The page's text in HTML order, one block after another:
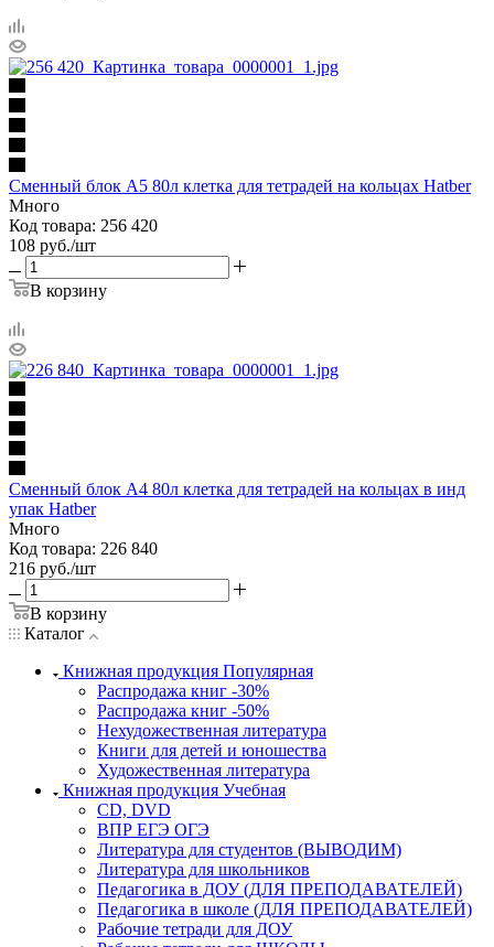
Сменный блок А5 80л клетка для тетрадей на кольцах Hatber
Много
Код товара: 256 420
108 руб./шт
В корзину
Сменный блок А4 80л клетка для тетрадей на кольцах в инд
упак Hatber
Много
Код товара: 226 840
216 руб./шт
В корзину
Каталог
Книжная продукция Популярная
Распродажа книг -30%
Распродажа книг -50%
Нехудожественная литература
Книги для детей и юношества
Художественная литература
Книжная продукция Учебная
CD, DVD
ВПР ЕГЭ ОГЭ
Литература для студентов (ВЫВОДИМ)
Литература для школьников
Педагогика в ДОУ (ДЛЯ ПРЕПОДАВАТЕЛЕЙ)
Педагогика в школе (ДЛЯ ПРЕПОДАВАТЕЛЕЙ)
Рабочие тетради для ДОУ